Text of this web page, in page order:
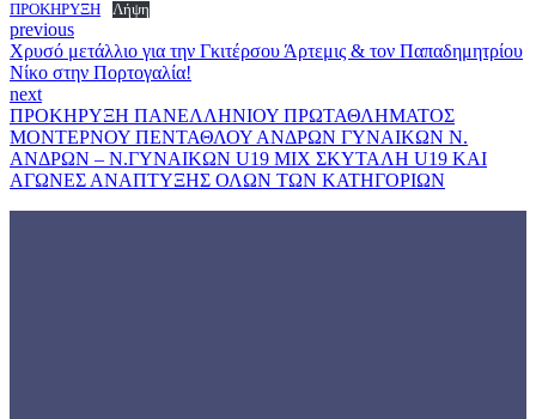
ΠΡΟΚΗΡΥΞΗ Λήψη
previous
Χρυσό μετάλλιο για την Γκιτέρσου Άρτεμις & τον Παπαδημητρίου
Νίκο στην Πορτογαλία!
next
ΠΡΟΚΗΡΥΞΗ ΠΑΝΕΛΛΗΝΙΟΥ ΠΡΩΤΑΘΛΗΜΑΤΟΣ
ΜΟΝΤΕΡΝΟΥ ΠΕΝΤΑΘΛΟΥ ΑΝΔΡΩΝ ΓΥΝΑΙΚΩΝ Ν.
ΑΝΔΡΩΝ – Ν.ΓΥΝΑΙΚΩΝ U19 ΜIX ΣΚΥΤΑΛΗ U19 ΚΑΙ
ΑΓΩΝΕΣ ΑΝΑΠΤΥΞΗΣ ΟΛΩΝ ΤΩΝ ΚΑΤΗΓΟΡΙΩΝ